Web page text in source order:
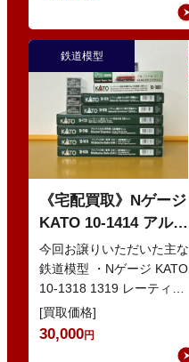
鉄道模型
《宅配買取》Nゲージ
KATO 10-1414 アルプ
スの赤い客車 EWI な
どの鉄道模型
今回お譲りいただいた主な
鉄道模型 ・Nゲージ KATO
10-1318 1319 レーティッ
シュ鉄道 ベルニナ急行 ・
Nゲージ K…
[買取価格]
30,000円